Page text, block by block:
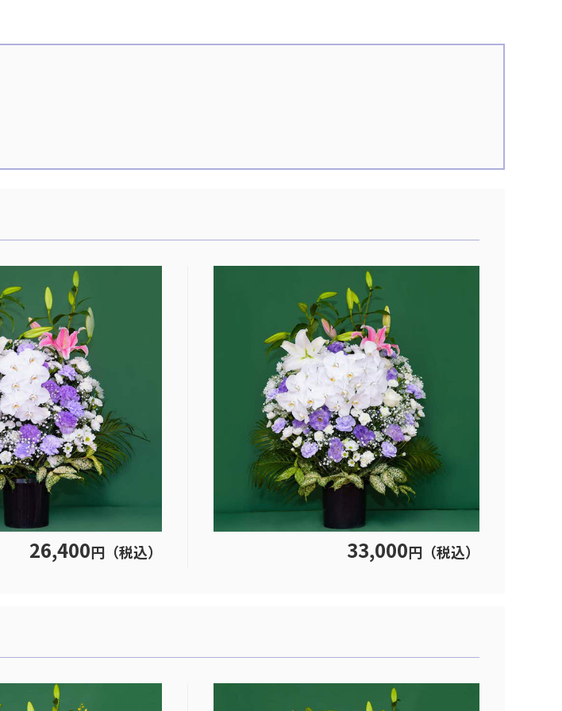
26,400円（税込） 33,000円（税込）